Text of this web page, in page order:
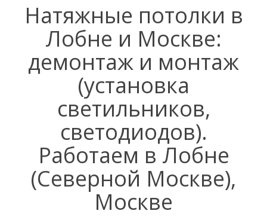
Натяжные потолки в
Лобне и Москве:
демонтаж и монтаж
(установка
светильников,
светодиодов).
Работаем в Лобне
(Северной Москве),
Москве